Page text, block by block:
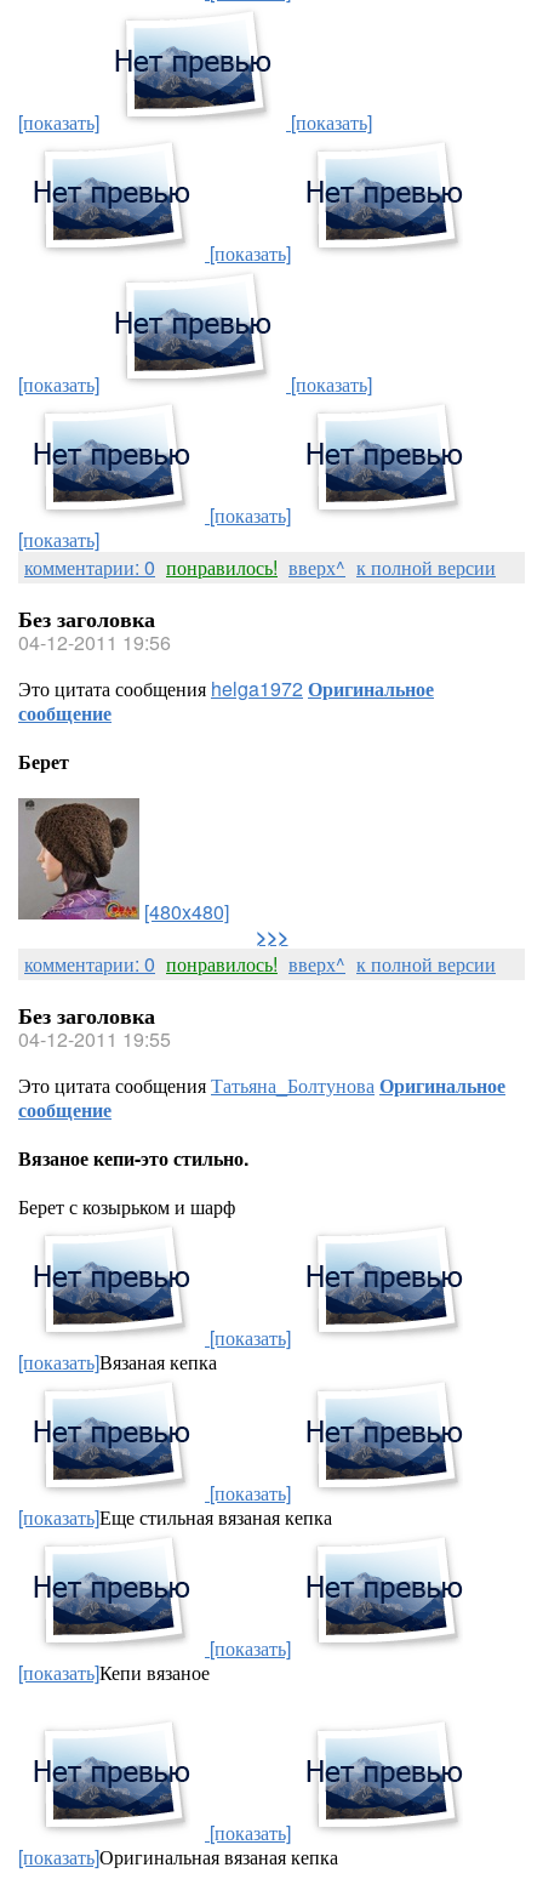
[показать] [показать]
[показать]
[показать] [показать]
[показать]
[показать]
комментарии: 0 понравилось! вверх^ к полной версии
Без заголовка
04-12-2011 19:56
Это цитата сообщения helga1972Оригинальное
сообщение
Берет
[480x480]
>>>
комментарии: 0 понравилось! вверх^ к полной версии
Без заголовка
04-12-2011 19:55
Это цитата сообщенияТатьяна_БолтуноваОригинальное
сообщение
Вязаное кепи-это стильно.
Берет с козырьком и шарф
[показать]
[показать]Вязаная кепка
[показать]
[показать]Еще стильная вязаная кепка
[показать]
[показать]Кепи вязаное
[показать]
[показать]Оригинальная вязаная кепка